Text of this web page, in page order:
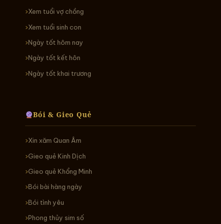
Xem tuổi vợ chồng
Xem tuổi sinh con
Ngày tốt hôm nay
Ngày tốt kết hôn
Ngày tốt khai trương
Bói & Gieo Quẻ
Xin xăm Quan Âm
Gieo quẻ Kinh Dịch
Gieo quẻ Khổng Minh
Bói bài hàng ngày
Bói tình yêu
Phong thủy sim số